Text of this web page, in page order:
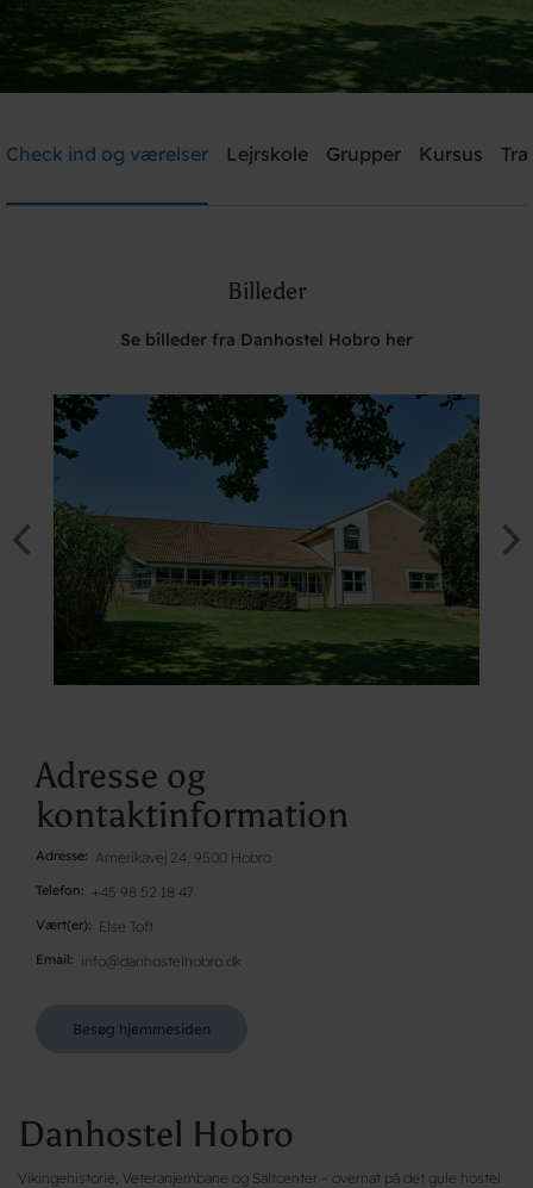
Brug for hjælp? Ring+45 98 52 18 47
Check ind og værelser Lejrskole Grupper Kursus
Billeder
Se billeder fra Danhostel Hobro her
Adresse og
kontaktinformation
Adresse Amerikavej 24, 9500 Hobro
Telefon +45 98 52 18 47
Vært(er) Else Toft
Email info@danhostelhobro.dk
Besøg hjemmesiden
Danhostel Hobro
Vikingehistorie, Veteranjernbane og Saltcenter – overnat på det gule hostel